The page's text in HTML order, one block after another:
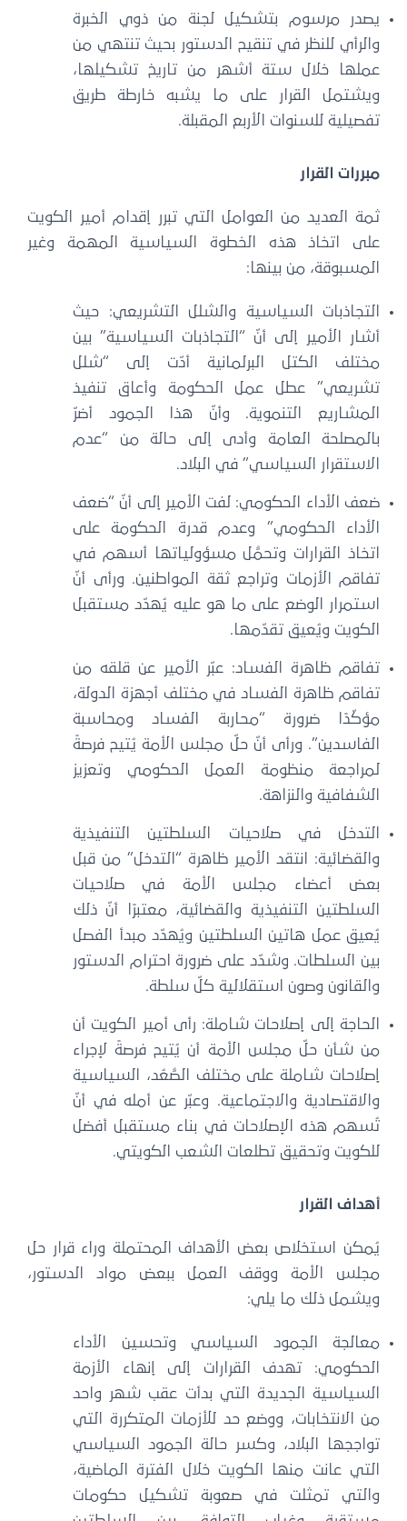
يصدر مرسوم بتشكيل لجنة من ذوي الخبرة
والرأي للنظر في تنقيح الدستور بحيث تنتهي من
عملها خلال ستة أشهر من تاريخ تشكيلها،
ويشتمل القرار على ما يشبه خارطة طريق
تفصيلية للسنوات الأربع المقبلة.
مبررات القرار
ثمة العديد من العوامل التي تبرر إقدام أمير الكويت
على اتخاذ هذه الخطوة السياسية المهمة وغير
المسبوقة، من بينها:
التجاذبات السياسية والشلل التشريعي: حيث
أشار الأمير إلى أنّ “التجاذبات السياسية” بين
مختلف الكتل البرلمانية أدّت إلى “شلل
تشريعي” عطل عمل الحكومة وأعاق تنفيذ
المشاريع التنموية. وأنّ هذا الجمود أضرّ
بالمصلحة العامة وأدى إلى حالة من “عدم
الاستقرار السياسي” في البلاد.
ضعف الأداء الحكومي: لفت الأمير إلى أنّ “ضعف
الأداء الحكومي” وعدم قدرة الحكومة على
اتخاذ القرارات وتحمُّل مسؤولياتها أسهم في
تفاقم الأزمات وتراجع ثقة المواطنين. ورأى أنّ
استمرار الوضع على ما هو عليه يُهدّد مستقبل
الكويت ويُعيق تقدّمها.
تفاقم ظاهرة الفساد: عبّر الأمير عن قلقه من
تفاقم ظاهرة الفساد في مختلف أجهزة الدولة،
مؤكّدًا ضرورة “محاربة الفساد ومحاسبة
الفاسدين”. ورأى أنّ حلّ مجلس الأمة يُتيح فرصةً
لمراجعة منظومة العمل الحكومي وتعزيز
الشفافية والنزاهة.
التدخل في صلاحيات السلطتين التنفيذية
والقضائية: انتقد الأمير ظاهرة “التدخل” من قبل
بعض أعضاء مجلس الأمة في صلاحيات
السلطتين التنفيذية والقضائية، معتبرًا أنّ ذلك
يُعيق عمل هاتين السلطتين ويُهدّد مبدأ الفصل
بين السلطات. وشدّد على ضرورة احترام الدستور
والقانون وصون استقلالية كلّ سلطة.
الحاجة إلى إصلاحات شاملة: رأى أمير الكويت أن
من شأن حلّ مجلس الأمة أن يُتيح فرصةً لإجراء
إصلاحات شاملة على مختلف الصُّعُد، السياسية
والاقتصادية والاجتماعية. وعبّر عن أمله في أنّ
تُسهم هذه الإصلاحات في بناء مستقبل أفضل
للكويت وتحقيق تطلعات الشعب الكويتي.
أهداف القرار
يُمكن استخلاص بعض الأهداف المحتملة وراء قرار حل
مجلس الأمة ووقف العمل ببعض مواد الدستور،
ويشمل ذلك ما يلي:
معالجة الجمود السياسي وتحسين الأداء
الحكومي: تهدف القرارات إلى إنهاء الأزمة
السياسية الجديدة التي بدأت عقب شهر واحد
من الانتخابات، ووضع حد للأزمات المتكررة التي
تواججها البلاد، وكسر حالة الجمود السياسي
التي عانت منها الكويت خلال الفترة الماضية،
والتي تمثلت في صعوبة تشكيل حكومات